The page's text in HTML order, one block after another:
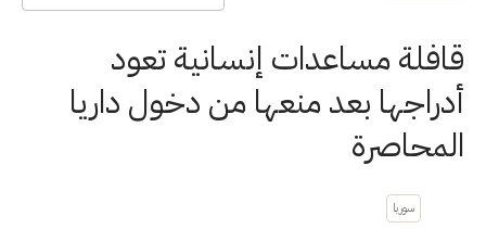
قافلة مساعدات إنسانية تعود
أدراجها بعد منعها من دخول داريا
المحاصرة
سوريا